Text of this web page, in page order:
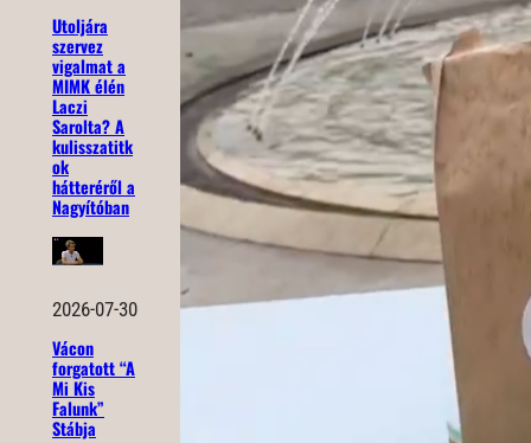
Utoljára
szervez
vigalmat a
MIMK élén
Laczi
Sarolta? A
kulisszatitk
ok
hátteréről a
Nagyítóban
2026-07-30
Vácon
forgatott “A
Mi Kis
Falunk”
Stábja